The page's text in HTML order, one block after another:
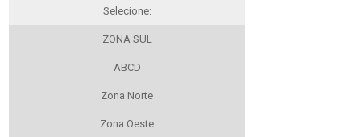
Selecione:
ZONA SUL
ABCD
Zona Norte
Zona Oeste